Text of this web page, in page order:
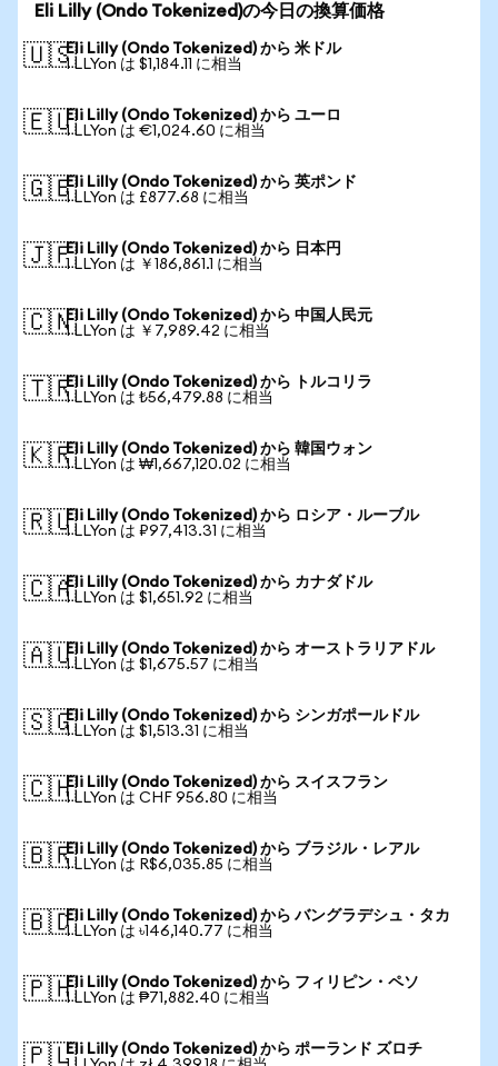
Eli Lilly (Ondo Tokenized)の今日の換算価格
🇺🇸Eli Lilly (Ondo Tokenized) から 米ドル
1 LLYon は $1,184.11 に相当
🇪🇺Eli Lilly (Ondo Tokenized) から ユーロ
1 LLYon は €1,024.60 に相当
🇬🇧Eli Lilly (Ondo Tokenized) から 英ポンド
1 LLYon は £877.68 に相当
🇯🇵Eli Lilly (Ondo Tokenized) から 日本円
1 LLYon は ￥186,861.1 に相当
🇨🇳Eli Lilly (Ondo Tokenized) から 中国人民元
1 LLYon は ￥7,989.42 に相当
🇹🇷Eli Lilly (Ondo Tokenized) から トルコリラ
1 LLYon は ₺56,479.88 に相当
🇰🇷Eli Lilly (Ondo Tokenized) から 韓国ウォン
1 LLYon は ₩1,667,120.02 に相当
🇷🇺Eli Lilly (Ondo Tokenized) から ロシア・ルーブル
1 LLYon は ₽97,413.31 に相当
🇨🇦Eli Lilly (Ondo Tokenized) から カナダドル
1 LLYon は $1,651.92 に相当
🇦🇺Eli Lilly (Ondo Tokenized) から オーストラリアドル
1 LLYon は $1,675.57 に相当
🇸🇬Eli Lilly (Ondo Tokenized) から シンガポールドル
1 LLYon は $1,513.31 に相当
🇨🇭Eli Lilly (Ondo Tokenized) から スイスフラン
1 LLYon は CHF 956.80 に相当
🇧🇷Eli Lilly (Ondo Tokenized) から ブラジル・レアル
1 LLYon は R$6,035.85 に相当
🇧🇩Eli Lilly (Ondo Tokenized) から バングラデシュ・タカ
1 LLYon は ৳146,140.77 に相当
🇵🇭Eli Lilly (Ondo Tokenized) から フィリピン・ペソ
1 LLYon は ₱71,882.40 に相当
🇵🇱Eli Lilly (Ondo Tokenized) から ポーランド ズロチ